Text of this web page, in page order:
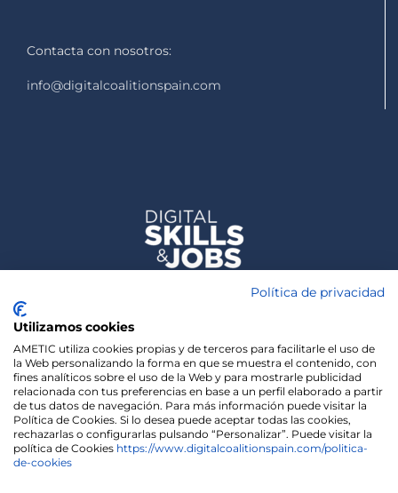
Contacta con nosotros:
info@digitalcoalitionspain.com
We use cookies on our website to give you the most
Política de privacidad
Utilizamos cookies
AMETIC utiliza cookies propias y de terceros para facilitarle el uso de
la Web personalizando la forma en que se muestra el contenido, con
fines analíticos sobre el uso de la Web y para mostrarle publicidad
relacionada con tus preferencias en base a un perfil elaborado a partir
de tus datos de navegación. Para más información puede visitar la
Política de Cookies. Si lo desea puede aceptar todas las cookies,
rechazarlas o configurarlas pulsando “Personalizar”. Puede visitar la
política de Cookies https://www.digitalcoalitionspain.com/politica-
de-cookies